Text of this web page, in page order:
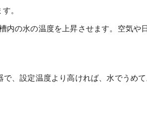
。
の水の温度を上昇させます。空気や
、設定温度より高ければ、水でうめ